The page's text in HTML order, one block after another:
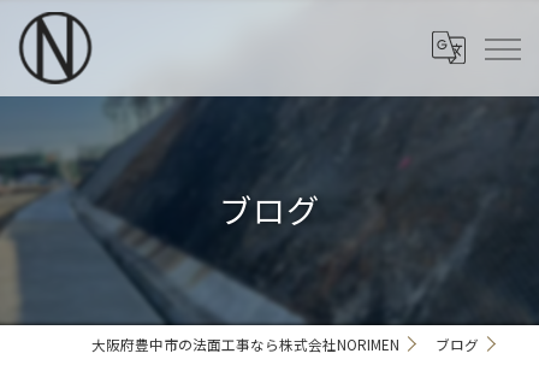
ブログ
大阪府豊中市の法面工事なら株式会社NORIMEN ブログ